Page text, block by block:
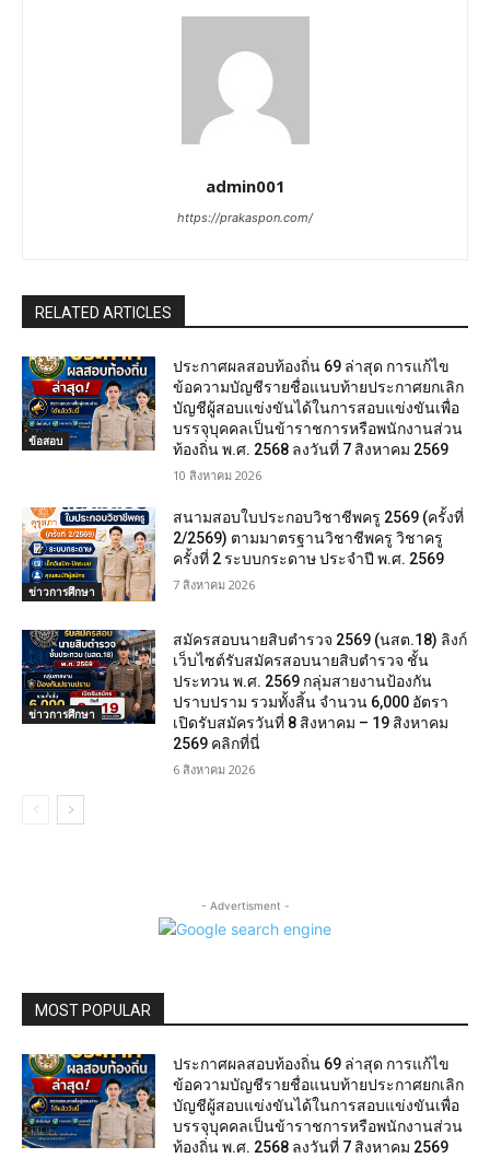
admin001
https://prakaspon.com/
RELATED ARTICLES
ข้อสอบ
ประกาศผลสอบท้องถิ่น 69 ล่าสุด การแก้ไข
ข้อความบัญชีรายชื่อแนบท้ายประกาศยกเลิก
บัญชีผู้สอบแข่งขันได้ในการสอบแข่งขันเพื่อ
บรรจุบุคคลเป็นข้าราชการหรือพนักงานส่วน
ท้องถิ่น พ.ศ. 2568 ลงวันที่ 7 สิงหาคม 2569
10 สิงหาคม 2026
ข่าวการศึกษา
สนามสอบใบประกอบวิชาชีพครู 2569 (ครั้งที่
2/2569) ตามมาตรฐานวิชาชีพครู วิชาครู
ครั้งที่ 2 ระบบกระดาษ ประจำปี พ.ศ. 2569
7 สิงหาคม 2026
ข่าวการศึกษา
สมัครสอบนายสิบตำรวจ 2569 (นสต.18) ลิงก์
เว็บไซต์รับสมัครสอบนายสิบตำรวจ ชั้น
ประทวน พ.ศ. 2569 กลุ่มสายงานป้องกัน
ปราบปราม รวมทั้งสิ้น จำนวน 6,000 อัตรา
เปิดรับสมัครวันที่ 8 สิงหาคม – 19 สิงหาคม
2569 คลิกที่นี่
6 สิงหาคม 2026
- Advertisment -
MOST POPULAR
ประกาศผลสอบท้องถิ่น 69 ล่าสุด การแก้ไข
ข้อความบัญชีรายชื่อแนบท้ายประกาศยกเลิก
บัญชีผู้สอบแข่งขันได้ในการสอบแข่งขันเพื่อ
บรรจุบุคคลเป็นข้าราชการหรือพนักงานส่วน
ท้องถิ่น พ.ศ. 2568 ลงวันที่ 7 สิงหาคม 2569